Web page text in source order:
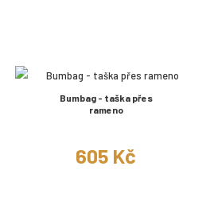
Bumbag - taška přes
rameno
605 Kč